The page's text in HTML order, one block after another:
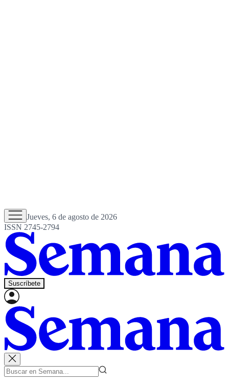
Jueves, 6 de agosto de 2026
ISSN 2745-2794
Suscríbete